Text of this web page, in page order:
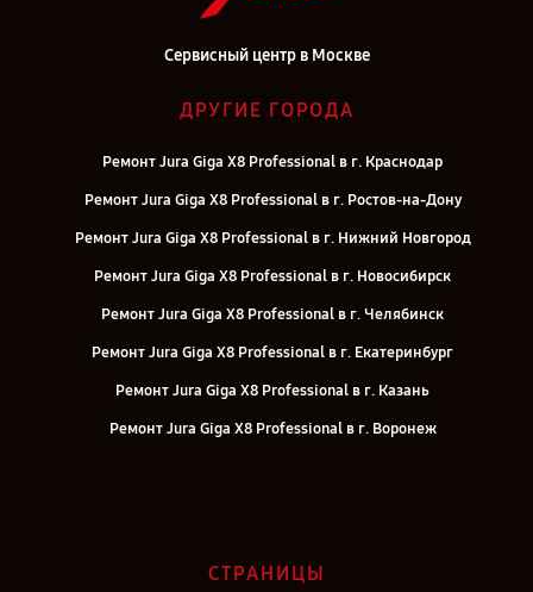
Сервисный центр в Москве
ДРУГИЕ ГОРОДА
Ремонт Jura Giga X8 Professional в г. Краснодар
Ремонт Jura Giga X8 Professional в г. Ростов-на-Дону
Ремонт Jura Giga X8 Professional в г. Нижний Новгород
Ремонт Jura Giga X8 Professional в г. Новосибирск
Ремонт Jura Giga X8 Professional в г. Челябинск
Ремонт Jura Giga X8 Professional в г. Екатеринбург
Ремонт Jura Giga X8 Professional в г. Казань
Ремонт Jura Giga X8 Professional в г. Воронеж
Ремонт Jura Giga X8 Professional в г. Санкт-Петербург
СТРАНИЦЫ